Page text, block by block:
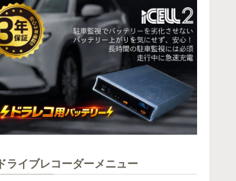
ドライブレコーダーメニュー